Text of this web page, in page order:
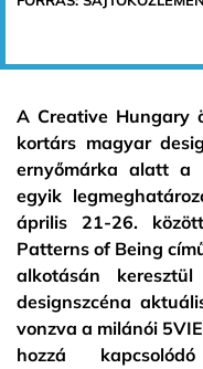
A Creative Hungary
kortárs magyar
ernyőmárka alatt a
egyik
április 21-26.
Patterns of Being
alkotásán
designszcéna
vonzva a milánói
hozzá